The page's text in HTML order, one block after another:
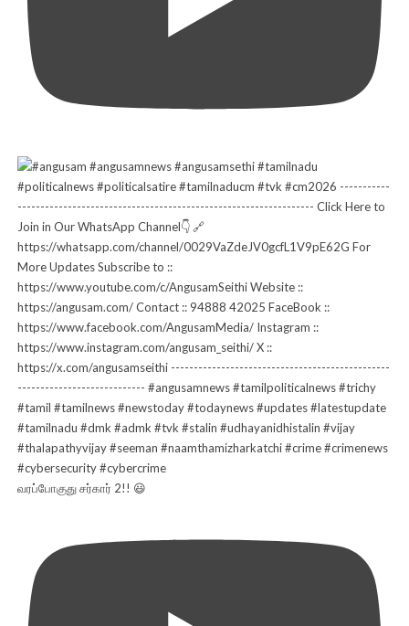
வரப்போகுது சர்கார் 2!! 😃